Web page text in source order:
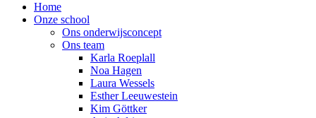
Home
Onze school
Ons onderwijsconcept
Ons team
Karla Roeplall
Noa Hagen
Laura Wessels
Esther Leeuwestein
Kim Göttker